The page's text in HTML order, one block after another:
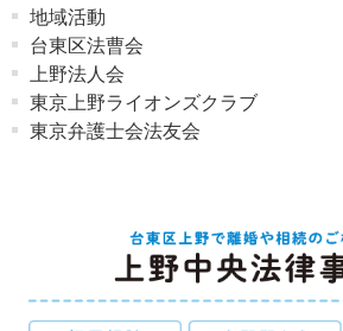
地域活動
台東区法曹会
上野法人会
東京上野ライオンズクラブ
東京弁護士会法友会